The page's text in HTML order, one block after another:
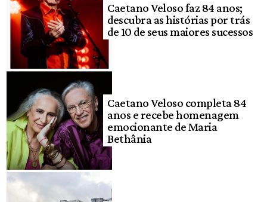
Caetano Veloso faz 84 anos;
descubra as histórias por trás
de 10 de seus maiores sucessos
Caetano Veloso completa 84
anos e recebe homenagem
emocionante de Maria
Bethânia